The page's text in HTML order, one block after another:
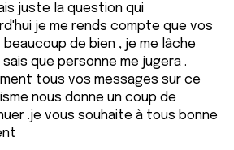
juste la question qui
je me rends compte que vos
de bien , je me lâche
que personne me jugera .
tous vos messages sur ce
nous donne un coup de
.je vous souhaite à tous bonne